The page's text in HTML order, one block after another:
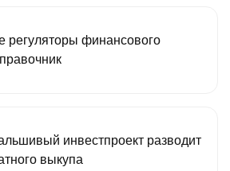
регуляторы финансового
инвестпроект разводит
выкупа